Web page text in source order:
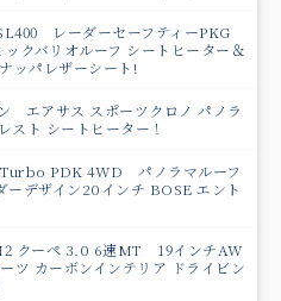
レーダーセーフティーPKG
クバリオルーフ シートヒーター＆
ッパレザーシート!
エアサス スポーツクロノ パノラ
スト シートヒーター！
Turbo PDK 4WD パノラマルーフ
ーデザイン20インチ BOSE エント
クーペ 3.0 6速MT 19インチAW
ツ カーボンインテリア ドライビン